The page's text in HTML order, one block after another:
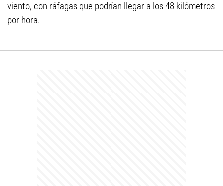
viento, con ráfagas que podrían llegar a los 48 kilómetros
por hora.